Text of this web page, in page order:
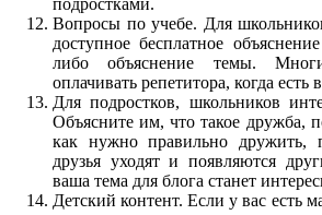
Вопросы по учебе. Для
доступное бесплатное
либо объяснение темы.
оплачивать репетитора, когда
Для подростков, школьников
Объясните им, что такое дружба,
как нужно правильно дружить,
друзья уходят и появляются
ваша тема для блога станет
Детский контент. Если у вас есть